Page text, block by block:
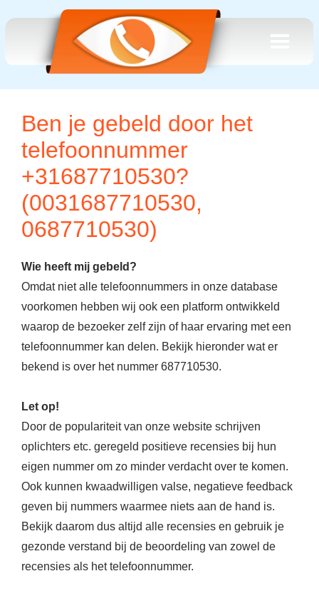
Ben je gebeld door het
telefoonnummer
+31687710530?
(0031687710530,
0687710530)
Wie heeft mij gebeld?
Omdat niet alle telefoonnummers in onze database
voorkomen hebben wij ook een platform ontwikkeld
waarop de bezoeker zelf zijn of haar ervaring met een
telefoonnummer kan delen. Bekijk hieronder wat er
bekend is over het nummer 687710530.
Let op!
Door de populariteit van onze website schrijven
oplichters etc. geregeld positieve recensies bij hun
eigen nummer om zo minder verdacht over te komen.
Ook kunnen kwaadwilligen valse, negatieve feedback
geven bij nummers waarmee niets aan de hand is.
Bekijk daarom dus altijd alle recensies en gebruik je
gezonde verstand bij de beoordeling van zowel de
recensies als het telefoonnummer.